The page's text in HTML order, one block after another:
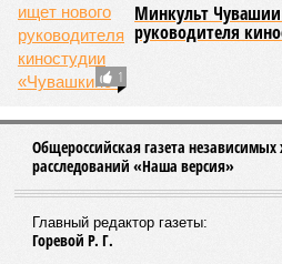
1
Минкульт
руководителя
Общероссийская газета независимых
расследований «Наша версия»
Главный редактор газеты:
Горевой Р. Г.